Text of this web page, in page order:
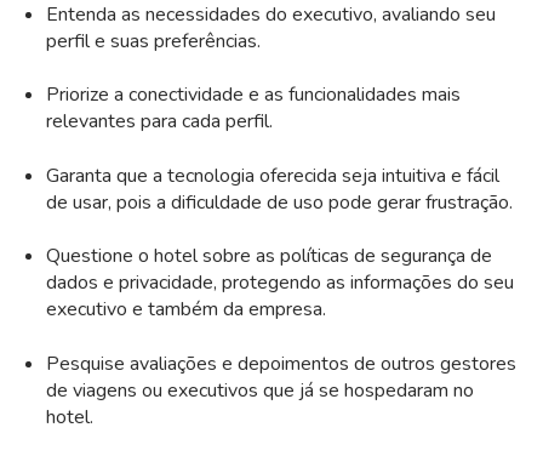
Entenda as necessidades do executivo, avaliando seu
perfil e suas preferências.
Priorize a conectividade e as funcionalidades mais
relevantes para cada perfil.
Garanta que a tecnologia oferecida seja intuitiva e fácil
de usar, pois a dificuldade de uso pode gerar frustração.
Questione o hotel sobre as políticas de segurança de
dados e privacidade, protegendo as informações do seu
executivo e também da empresa.
Pesquise avaliações e depoimentos de outros gestores
de viagens ou executivos que já se hospedaram no
hotel.